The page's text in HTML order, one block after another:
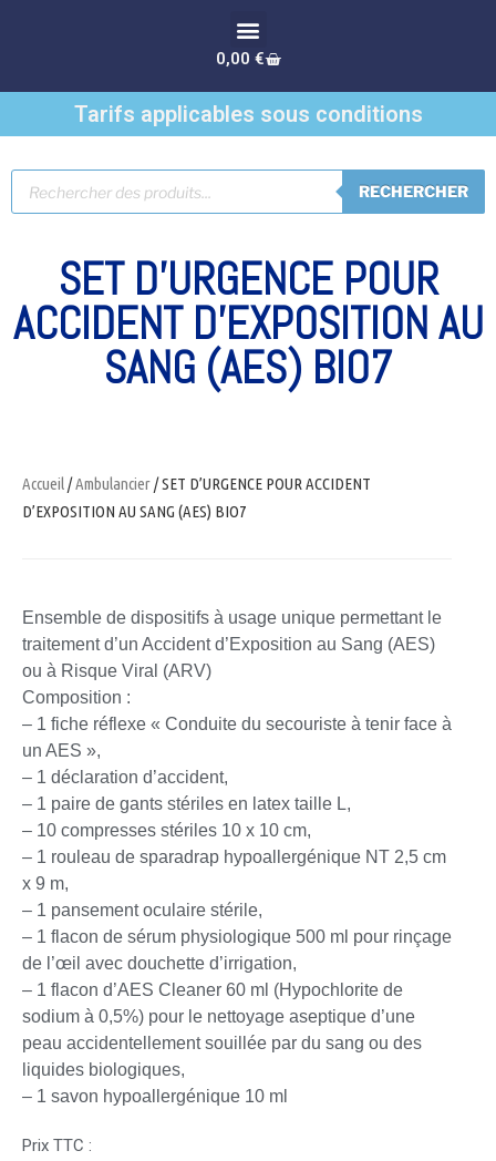
0,00 €
Tarifs applicables sous conditions
RECHERCHER
SET D’URGENCE POUR
ACCIDENT D’EXPOSITION AU
SANG (AES) BIO7
Accueil/Ambulancier/ SET D’URGENCE POUR ACCIDENT
D’EXPOSITION AU SANG (AES) BIO7
Ensemble de dispositifs à usage unique permettant le
traitement d’un Accident d’Exposition au Sang (AES)
ou à Risque Viral (ARV)
Composition :
– 1 fiche réflexe « Conduite du secouriste à tenir face à
un AES »,
– 1 déclaration d’accident,
– 1 paire de gants stériles en latex taille L,
– 10 compresses stériles 10 x 10 cm,
– 1 rouleau de sparadrap hypoallergénique NT 2,5 cm
x 9 m,
– 1 pansement oculaire stérile,
– 1 flacon de sérum physiologique 500 ml pour rinçage
de l’œil avec douchette d’irrigation,
– 1 flacon d’AES Cleaner 60 ml (Hypochlorite de
sodium à 0,5%) pour le nettoyage aseptique d’une
peau accidentellement souillée par du sang ou des
liquides biologiques,
– 1 savon hypoallergénique 10 ml
Prix TTC :